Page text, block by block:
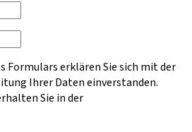
Formulars erklären Sie sich mit der
Ihrer Daten einverstanden.
Sie in der